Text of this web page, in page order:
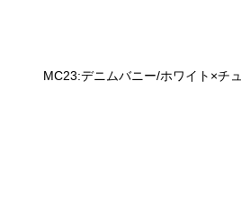
MC23:デニムバニー/ホワイト×チュ